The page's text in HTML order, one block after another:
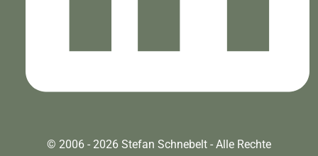
© 2006 - 2026 Stefan Schnebelt - Alle Rechte